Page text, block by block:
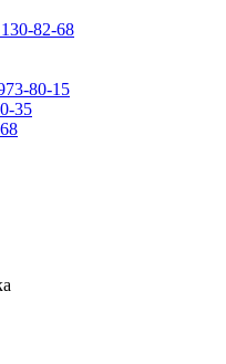
82-68
80-15
35